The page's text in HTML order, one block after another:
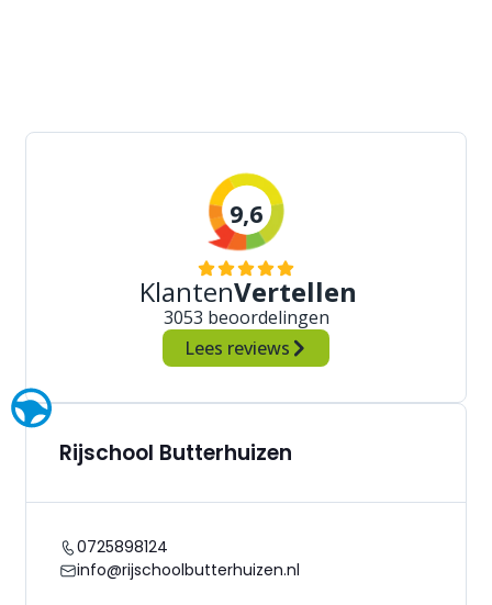
Rijschool Butterhuizen
0725898124
info@rijschoolbutterhuizen.nl
9,6
KlantenVertellen
3053 beoordelingen
Lees reviews